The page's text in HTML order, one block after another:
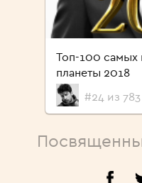
Топ-100 самых
планеты 2018
#24 из 783